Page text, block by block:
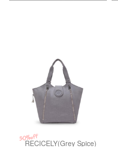
50%off
RECICELY(Grey Spice)